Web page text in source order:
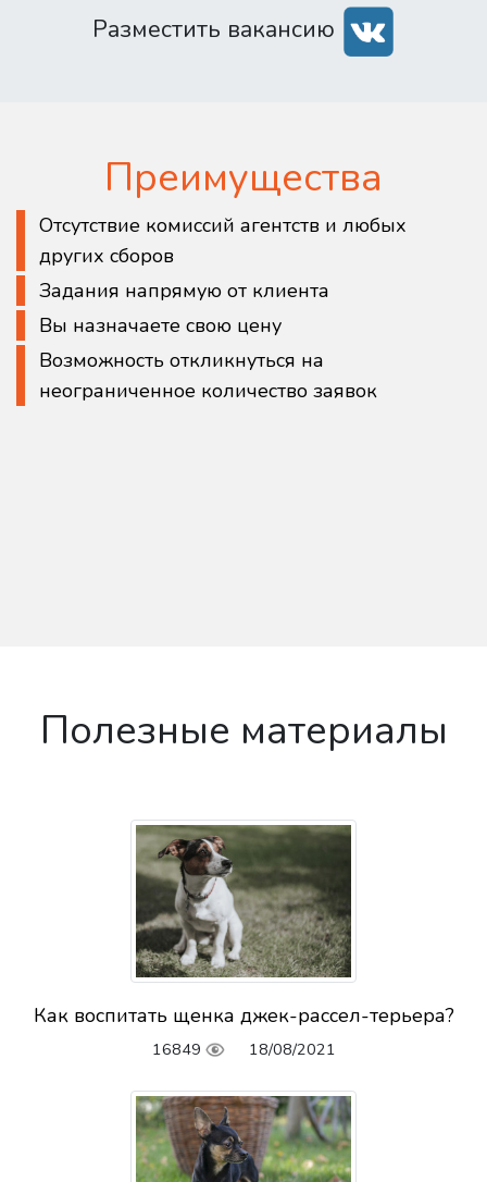
Разместить вакансию
Преимущества
Отсутствие комиссий агентств и любых
других сборов
Задания напрямую от клиента
Вы назначаете свою цену
Возможность откликнуться на
неограниченное количество заявок
Полезные материалы
Как воспитать щенка джек-рассел-терьера?
16849 18/08/2021